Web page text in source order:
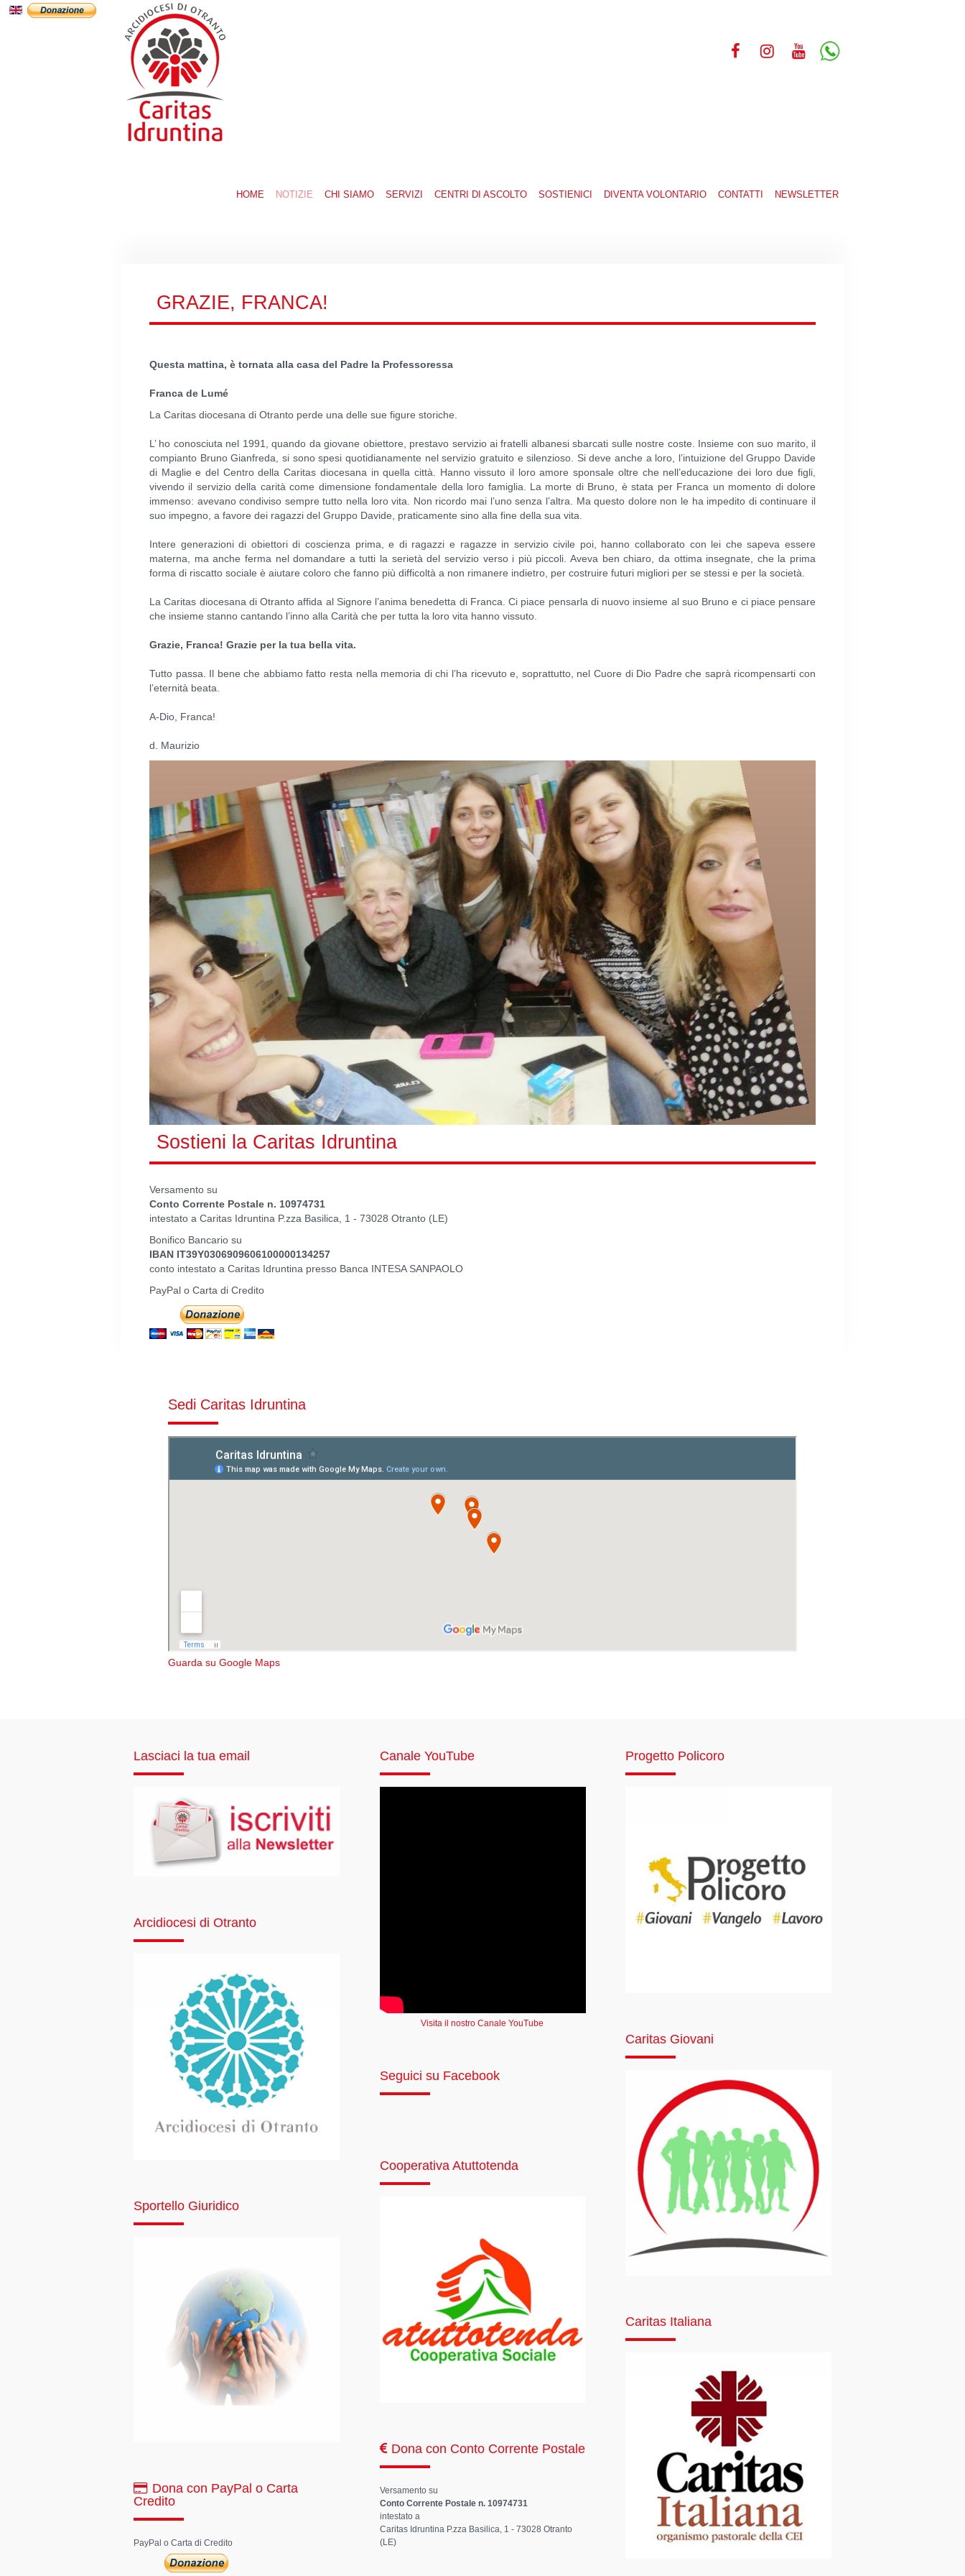
HOME NOTIZIE CHI SIAMO SERVIZI CENTRI DI ASCOLTO SOSTIENICI DIVENTA VOLONTARIO CONTATTI NEWSLETTER
GRAZIE, FRANCA!
Questa mattina, è tornata alla casa del Padre la Professoressa
Franca de Lumé
La Caritas diocesana di Otranto perde una delle sue figure storiche.
L’ ho conosciuta nel 1991, quando da giovane obiettore, prestavo servizio ai fratelli albanesi sbarcati sulle nostre coste. Insieme con suo marito, il
compianto Bruno Gianfreda, si sono spesi quotidianamente nel servizio gratuito e silenzioso. Si deve anche a loro, l’intuizione del Gruppo Davide
di Maglie e del Centro della Caritas diocesana in quella città. Hanno vissuto il loro amore sponsale oltre che nell’educazione dei loro due figli,
vivendo il servizio della carità come dimensione fondamentale della loro famiglia. La morte di Bruno, è stata per Franca un momento di dolore
immenso: avevano condiviso sempre tutto nella loro vita. Non ricordo mai l’uno senza l’altra. Ma questo dolore non le ha impedito di continuare il
suo impegno, a favore dei ragazzi del Gruppo Davide, praticamente sino alla fine della sua vita.
Intere generazioni di obiettori di coscienza prima, e di ragazzi e ragazze in servizio civile poi, hanno collaborato con lei che sapeva essere
materna, ma anche ferma nel domandare a tutti la serietà del servizio verso i più piccoli. Aveva ben chiaro, da ottima insegnate, che la prima
forma di riscatto sociale è aiutare coloro che fanno più difficoltà a non rimanere indietro, per costruire futuri migliori per se stessi e per la società.
La Caritas diocesana di Otranto affida al Signore l’anima benedetta di Franca. Ci piace pensarla di nuovo insieme al suo Bruno e ci piace pensare
che insieme stanno cantando l’inno alla Carità che per tutta la loro vita hanno vissuto.
Grazie, Franca! Grazie per la tua bella vita.
Tutto passa. Il bene che abbiamo fatto resta nella memoria di chi l’ha ricevuto e, soprattutto, nel Cuore di Dio Padre che saprà ricompensarti con
l’eternità beata.
A-Dio, Franca!
d. Maurizio
Sostieni la Caritas Idruntina
Versamento su
Conto Corrente Postale n. 10974731
intestato a Caritas Idruntina P.zza Basilica, 1 - 73028 Otranto (LE)
Bonifico Bancario su
IBAN IT39Y0306909606100000134257
conto intestato a Caritas Idruntina presso Banca INTESA SANPAOLO
PayPal o Carta di Credito
Sedi Caritas Idruntina
Guarda su Google Maps
Lasciaci la tua email
Arcidiocesi di Otranto
Sportello Giuridico
Dona con PayPal o Carta
Credito
PayPal o Carta di Credito
Canale YouTube
Visita il nostro Canale YouTube
Seguici su Facebook
Cooperativa Atuttotenda
Dona con Conto Corrente Postale
Versamento su
Conto Corrente Postale n. 10974731
intestato a
Caritas Idruntina P.zza Basilica, 1 - 73028 Otranto
(LE)
Progetto Policoro
Caritas Giovani
Caritas Italiana